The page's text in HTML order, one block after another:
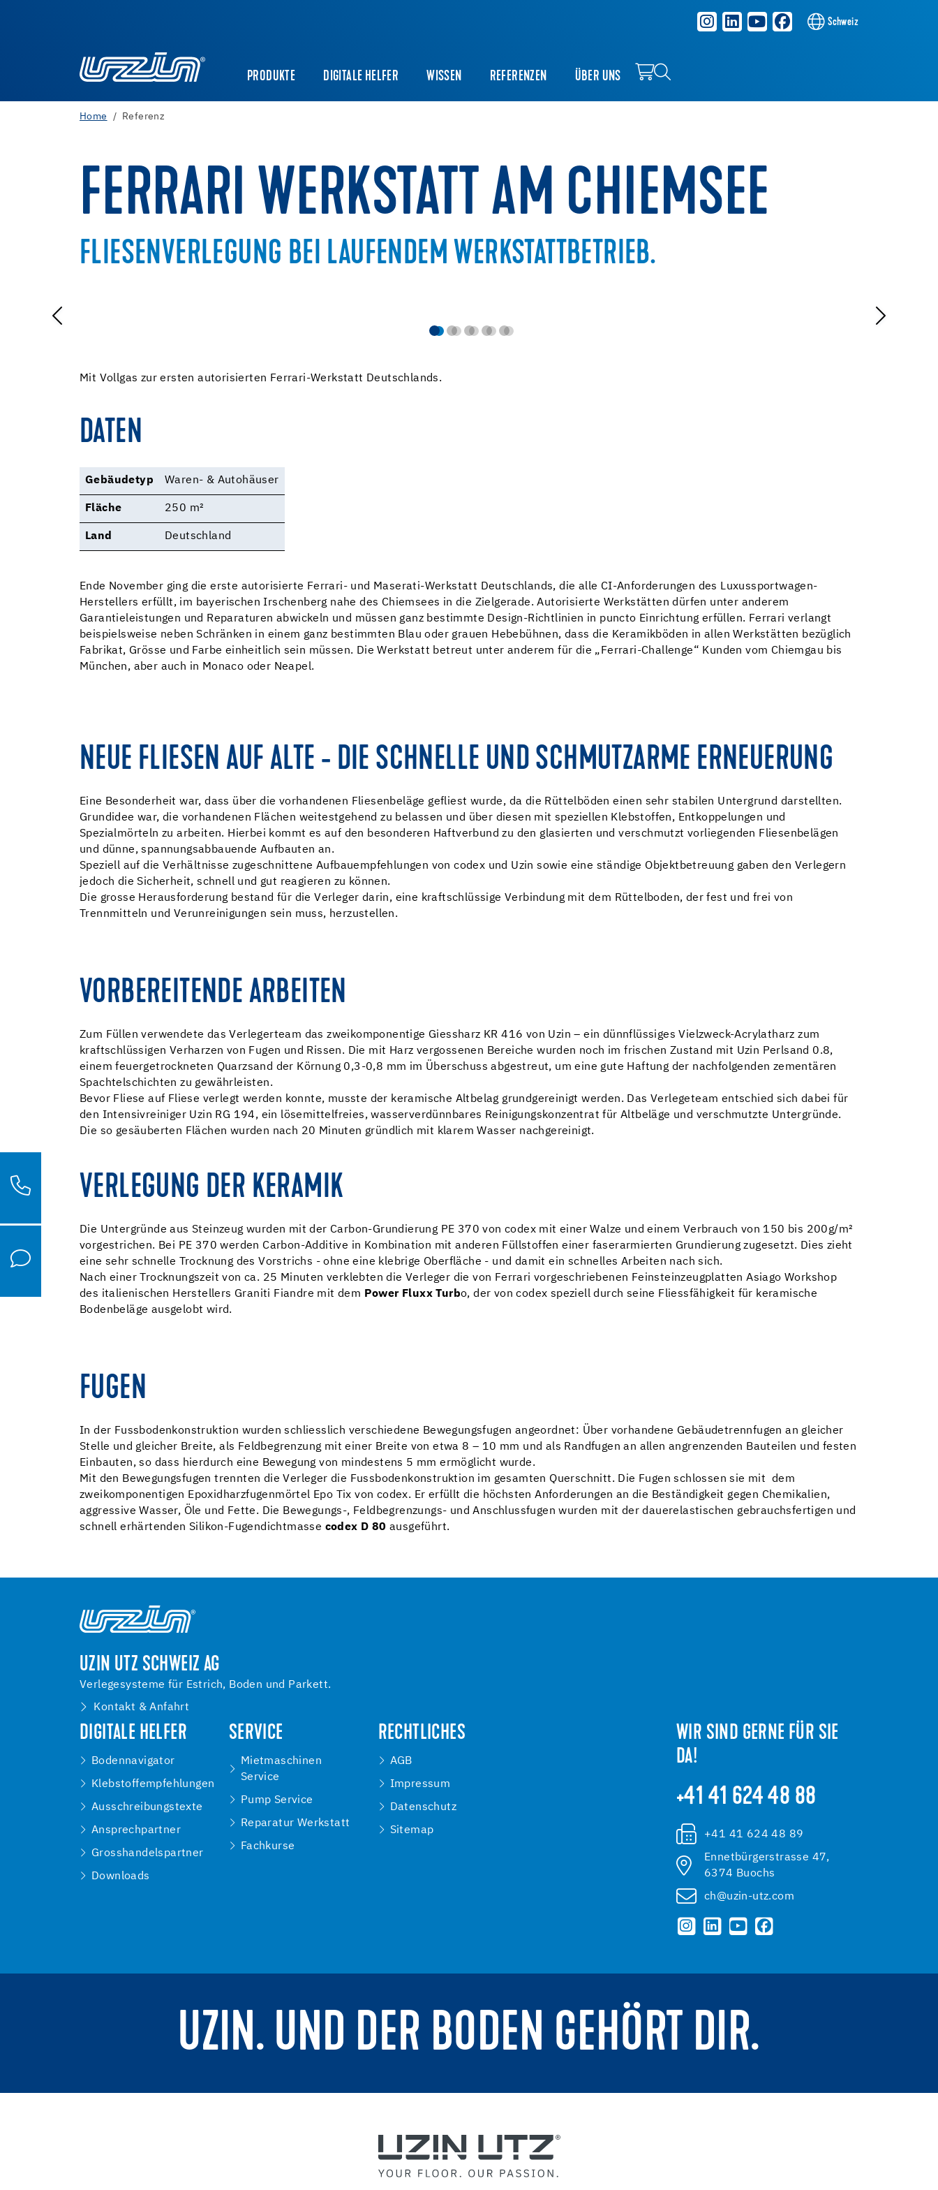
Schweiz
PRODUKTE DIGITALE HELFER WISSEN REFERENZEN ÜBER UNS
Home Referenz
FERRARI WERKSTATT AM CHIEMSEE
FLIESENVERLEGUNG BEI LAUFENDEM WERKSTATTBETRIEB.
Mit Vollgas zur ersten autorisierten Ferrari-Werkstatt Deutschlands.
DATEN
Gebäudetyp Waren- & Autohäuser
Fläche 250 m²
Land Deutschland
Ende November ging die erste autorisierte Ferrari- und Maserati-Werkstatt Deutschlands, die alle CI-Anforderungen des Luxussportwagen-
Herstellers erfüllt, im bayerischen Irschenberg nahe des Chiemsees in die Zielgerade. Autorisierte Werkstätten dürfen unter anderem
Garantieleistungen und Reparaturen abwickeln und müssen ganz bestimmte Design-Richtlinien in puncto Einrichtung erfüllen. Ferrari verlangt
beispielsweise neben Schränken in einem ganz bestimmten Blau oder grauen Hebebühnen, dass die Keramikböden in allen Werkstätten bezüglich
Fabrikat, Grösse und Farbe einheitlich sein müssen. Die Werkstatt betreut unter anderem für die „Ferrari-Challenge“ Kunden vom Chiemgau bis
München, aber auch in Monaco oder Neapel.
NEUE FLIESEN AUF ALTE - DIE SCHNELLE UND SCHMUTZARME ERNEUERUNG
Eine Besonderheit war, dass über die vorhandenen Fliesenbeläge gefliest wurde, da die Rüttelböden einen sehr stabilen Untergrund darstellten.
Grundidee war, die vorhandenen Flächen weitestgehend zu belassen und über diesen mit speziellen Klebstoffen, Entkoppelungen und
Spezialmörteln zu arbeiten. Hierbei kommt es auf den besonderen Haftverbund zu den glasierten und verschmutzt vorliegenden Fliesenbelägen
und dünne, spannungsabbauende Aufbauten an.
Speziell auf die Verhältnisse zugeschnittene Aufbauempfehlungen von codex und Uzin sowie eine ständige Objektbetreuung gaben den Verlegern
jedoch die Sicherheit, schnell und gut reagieren zu können.
Die grosse Herausforderung bestand für die Verleger darin, eine kraftschlüssige Verbindung mit dem Rüttelboden, der fest und frei von
Trennmitteln und Verunreinigungen sein muss, herzustellen.
VORBEREITENDE ARBEITEN
Zum Füllen verwendete das Verlegerteam das zweikomponentige Giessharz KR 416 von Uzin – ein dünnflüssiges Vielzweck-Acrylatharz zum
kraftschlüssigen Verharzen von Fugen und Rissen. Die mit Harz vergossenen Bereiche wurden noch im frischen Zustand mit Uzin Perlsand 0.8,
einem feuergetrockneten Quarzsand der Körnung 0,3-0,8 mm im Überschuss abgestreut, um eine gute Haftung der nachfolgenden zementären
Spachtelschichten zu gewährleisten.
Bevor Fliese auf Fliese verlegt werden konnte, musste der keramische Altbelag grundgereinigt werden. Das Verlegeteam entschied sich dabei für
den Intensivreiniger Uzin RG 194, ein lösemittelfreies, wasserverdünnbares Reinigungskonzentrat für Altbeläge und verschmutzte Untergründe.
Die so gesäuberten Flächen wurden nach 20 Minuten gründlich mit klarem Wasser nachgereinigt.
VERLEGUNG DER KERAMIK
Die Untergründe aus Steinzeug wurden mit der Carbon-Grundierung PE 370 von codex mit einer Walze und einem Verbrauch von 150 bis 200g/m²
vorgestrichen. Bei PE 370 werden Carbon-Additive in Kombination mit anderen Füllstoffen einer faserarmierten Grundierung zugesetzt. Dies zieht
eine sehr schnelle Trocknung des Vorstrichs - ohne eine klebrige Oberfläche - und damit ein schnelles Arbeiten nach sich.
Nach einer Trocknungszeit von ca. 25 Minuten verklebten die Verleger die von Ferrari vorgeschriebenen Feinsteinzeugplatten Asiago Workshop
des italienischen Herstellers Graniti Fiandre mit dem Power Fluxx Turbo, der von codex speziell durch seine Fliessfähigkeit für keramische
Bodenbeläge ausgelobt wird.
FUGEN
In der Fussbodenkonstruktion wurden schliesslich verschiedene Bewegungsfugen angeordnet: Über vorhandene Gebäudetrennfugen an gleicher
Stelle und gleicher Breite, als Feldbegrenzung mit einer Breite von etwa 8 – 10 mm und als Randfugen an allen angrenzenden Bauteilen und festen
Einbauten, so dass hierdurch eine Bewegung von mindestens 5 mm ermöglicht wurde.
Mit den Bewegungsfugen trennten die Verleger die Fussbodenkonstruktion im gesamten Querschnitt. Die Fugen schlossen sie mit dem
zweikomponentigen Epoxidharzfugenmörtel Epo Tix von codex. Er erfüllt die höchsten Anforderungen an die Beständigkeit gegen Chemikalien,
aggressive Wasser, Öle und Fette. Die Bewegungs-, Feldbegrenzungs- und Anschlussfugen wurden mit der dauerelastischen gebrauchsfertigen und
schnell erhärtenden Silikon-Fugendichtmasse codex D 80 ausgeführt.
UZIN UTZ SCHWEIZ AG
Verlegesysteme für Estrich, Boden und Parkett.
Kontakt & Anfahrt
DIGITALE HELFER
Bodennavigator
Klebstoffempfehlungen
Ausschreibungstexte
Ansprechpartner
Grosshandelspartner
Downloads
SERVICE
Mietmaschinen
Service
Pump Service
Reparatur Werkstatt
Fachkurse
RECHTLICHES
AGB
Impressum
Datenschutz
Sitemap
WIR SIND GERNE FÜR SIE
DA!
+41 41 624 48 88
+41 41 624 48 89
Ennetbürgerstrasse 47,
6374 Buochs
ch@uzin-utz.com
UZIN. UND DER BODEN GEHÖRT DIR.